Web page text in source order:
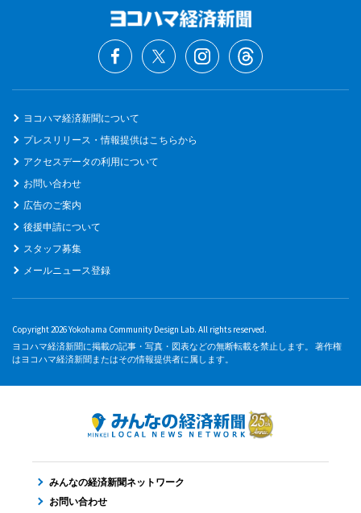
ヨコハマ経済新聞について
プレスリリース・情報提供はこちらから
アクセスデータの利用について
お問い合わせ
広告のご案内
後援申請について
スタッフ募集
メールニュース登録
Copyright 2026 Yokohama Community Design Lab. All rights reserved.
ヨコハマ経済新聞に掲載の記事・写真・図表などの無断転載を禁止します。 著作権
はヨコハマ経済新聞またはその情報提供者に属します。
みんなの経済新聞ネットワーク
お問い合わせ